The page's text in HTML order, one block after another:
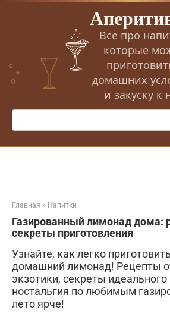
Перейти
Все про
которые
домашних
и закуску к
Поиск:
Главная » Напитки
Газированный лимонад дома:
секреты приготовления
Узнайте, как легко
домашний лимонад! Рецепты
экзотики, секреты идеального
ностальгия по любимым
лето ярче!